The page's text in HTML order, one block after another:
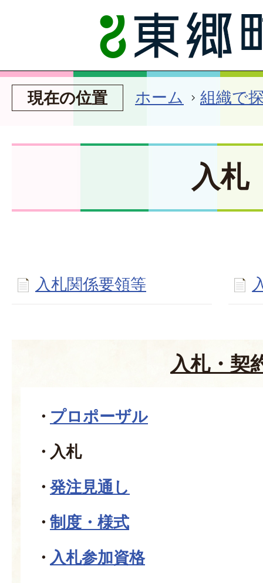
現在の位置 ホーム 組織で
入札
入札関係要領等
入札・契
プロポーザル
入札
発注見通し
制度・様式
入札参加資格